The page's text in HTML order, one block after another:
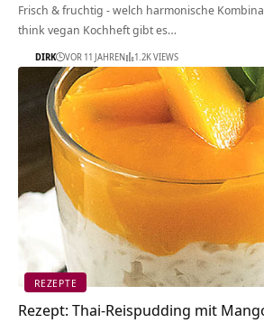
Frisch & fruchtig - welch harmonische
think vegan Kochheft gibt es…
DIRK VOR 11 JAHREN 1.2K VIEWS
REZEPTE
Rezept: Thai-Reispudding mit